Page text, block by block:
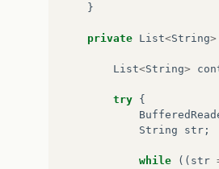
}
private List<String>
List<String>
try {
String
str ;
while (( str